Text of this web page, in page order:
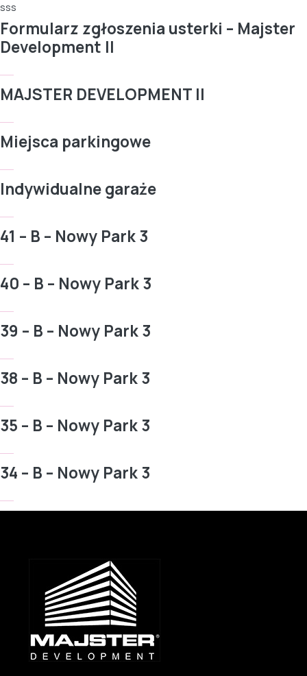
sss
Formularz zgłoszenia usterki – Majster
Development II
MAJSTER DEVELOPMENT II
Miejsca parkingowe
Indywidualne garaże
41 – B – Nowy Park 3
40 – B – Nowy Park 3
39 – B – Nowy Park 3
38 – B – Nowy Park 3
35 – B – Nowy Park 3
34 – B – Nowy Park 3